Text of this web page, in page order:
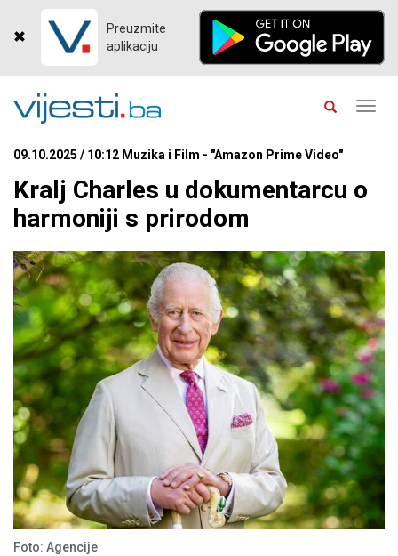
Preuzmite
aplikaciju
09.10.2025 / 10:12 Muzika i Film - "Amazon Prime Video"
Kralj Charles u dokumentarcu o
harmoniji s prirodom
Foto: Agencije